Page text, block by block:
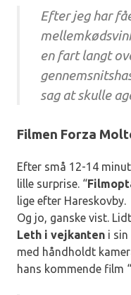
Efter jeg har
en fart langt
sag at skulle
Filmen Forza
Efter små 12-14
lille surprise. “
lige efter Hareskovby.
Og jo, ganske vist.
Leth i vejkanten i
med håndholdt
hans kommende film “